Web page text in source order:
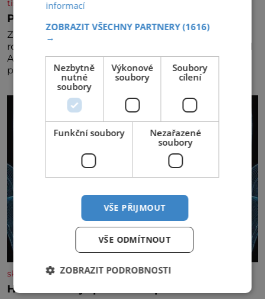
tisicereceptu.cz
Pravá irská káva
Za jejího tvůrce je považován Joe Sharidan, když v
roce 1943 u letiště irského města Foynes obsluhoval
Američany, kteří kvůli špatnému počasí nemohli
pokračovat v cestě. Povzbudil je tehdy kávou,
skutecnepribehy.cz
Hlas mě varuje před nebezpečím
informací
ZOBRAZIT VŠECHNY PARTNERY(1616)
→
Nezbytně
nutné
soubory
Výkonové
soubory
Soubory
cílení
Funkční soubory
Nezařazené
soubory
VŠE PŘIJMOUT
VŠE ODMÍTNOUT
ZOBRAZIT PODROBNOSTI